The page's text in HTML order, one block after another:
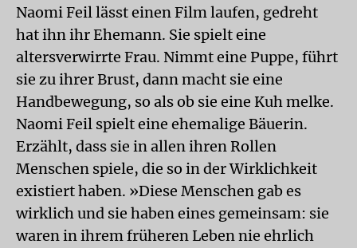
Naomi Feil lässt einen Film laufen, gedreht
hat ihn ihr Ehemann. Sie spielt eine
altersverwirrte Frau. Nimmt eine Puppe, führt
sie zu ihrer Brust, dann macht sie eine
Handbewegung, so als ob sie eine Kuh melke.
Naomi Feil spielt eine ehemalige Bäuerin.
Erzählt, dass sie in allen ihren Rollen
Menschen spiele, die so in der Wirklichkeit
existiert haben. »Diese Menschen gab es
wirklich und sie haben eines gemeinsam: sie
waren in ihrem früheren Leben nie ehrlich